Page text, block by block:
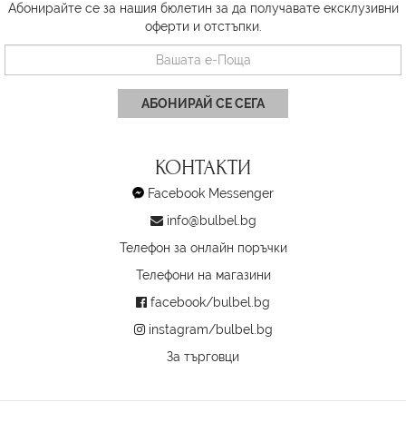
Абонирайте се за нашия бюлетин за да получавате ексклузивни
оферти и отстъпки.
АБОНИРАЙ СЕ СЕГА
КОНТАКТИ
Facebook Messenger
info@bulbel.bg
Телефон за онлайн поръчки
Телефони на магазини
facebook/bulbel.bg
instagram/bulbel.bg
За търговци